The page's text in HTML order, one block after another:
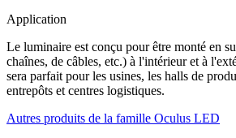
Application
Le luminaire est conçu pour être monté en
chaînes, de câbles, etc.) à l'intérieur et à
sera parfait pour les usines, les halls de
entrepôts et centres logistiques.
Autres produits de la famille Oculus LED